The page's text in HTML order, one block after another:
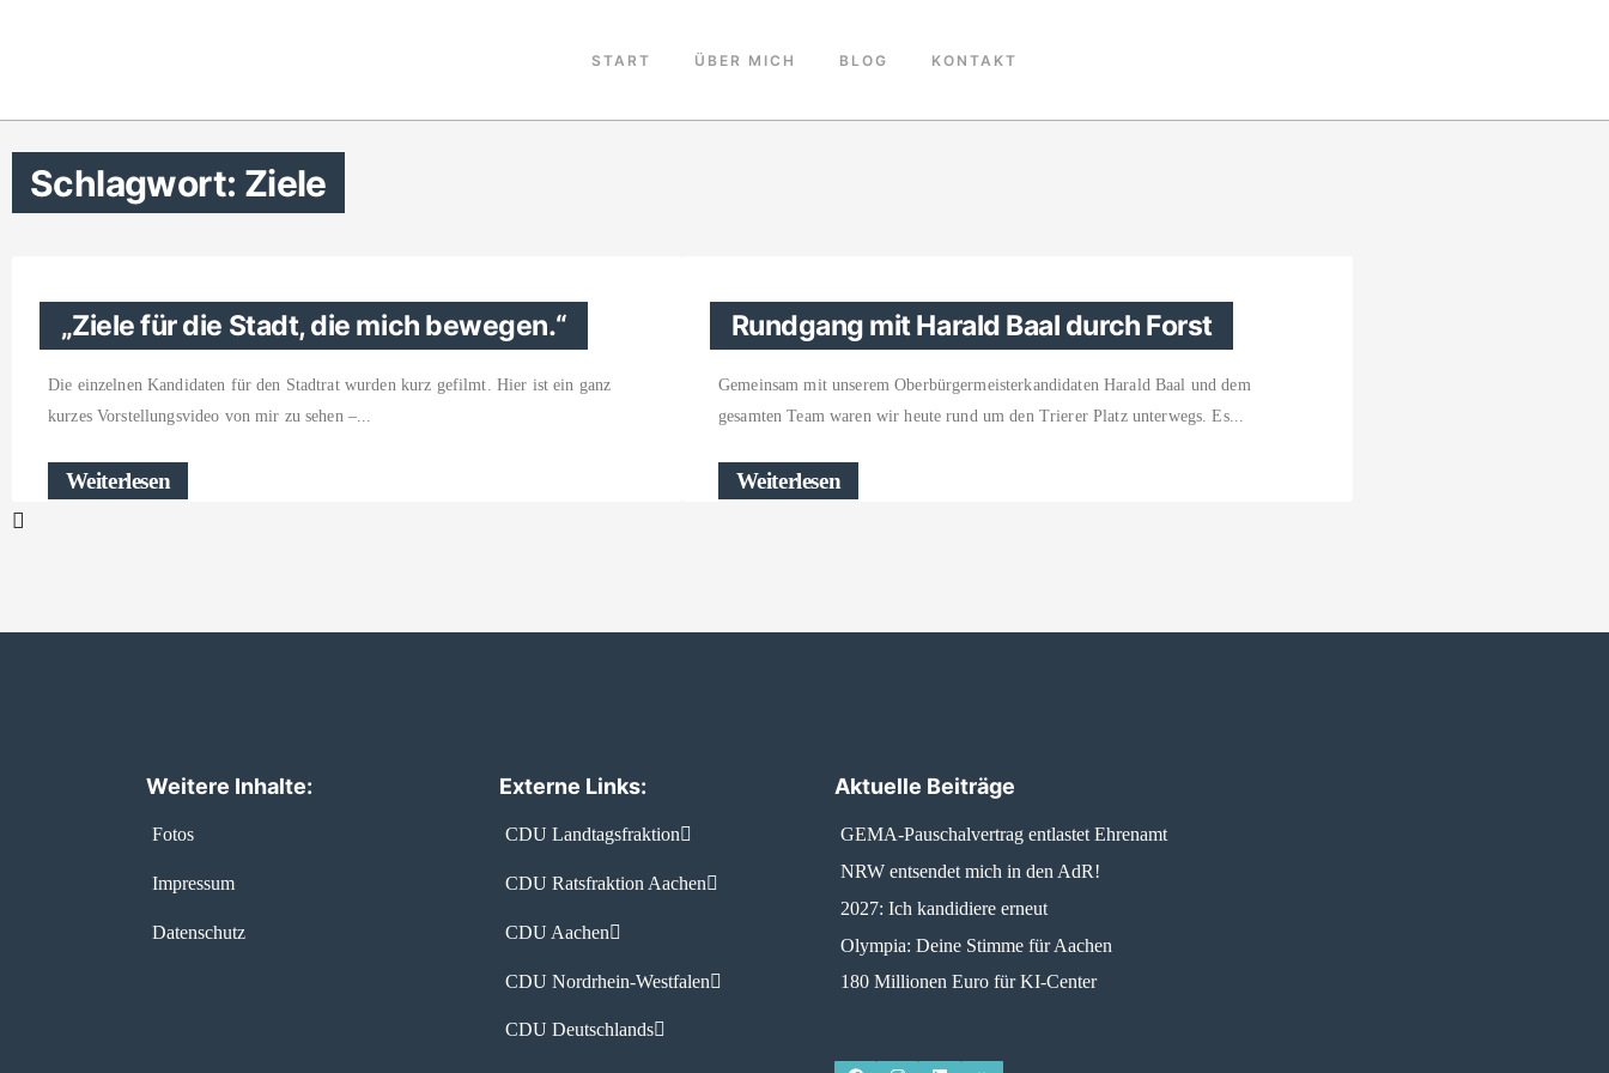
START ÜBER MICH BLOG KONTAKT
Schlagwort: Ziele
„Ziele für die Stadt, die mich bewegen.“
Die einzelnen Kandidaten für den Stadtrat wurden kurz gefilmt. Hier ist ein ganz
kurzes Vorstellungsvideo von mir zu sehen –
Weiterlesen
Rundgang mit Harald Baal durch Forst
Gemeinsam mit unserem Oberbürgermeisterkandidaten Harald Baal und dem
gesamten Team waren wir heute rund um den Trierer Platz unterwegs. Es
Weiterlesen
Weitere Inhalte:
Fotos
Impressum
Datenschutz
Externe Links:
CDU Landtagsfraktion
CDU Ratsfraktion Aachen
CDU Aachen
CDU Nordrhein-Westfalen
CDU Deutschlands
Aktuelle Beiträge
GEMA-Pauschalvertrag entlastet Ehrenamt
NRW entsendet mich in den AdR!
2027: Ich kandidiere erneut
Olympia: Deine Stimme für Aachen
180 Millionen Euro für KI-Center